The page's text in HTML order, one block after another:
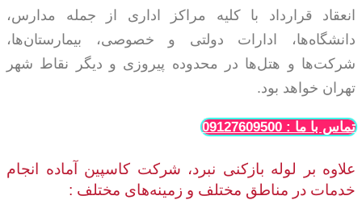
انعقاد قرارداد با کلیه مراکز اداری از جمله مدارس،
دانشگاه‌ها، ادارات دولتی و خصوصی، بیمارستان‌ها،
شرکت‌ها و هتل‌ها در محدوده پیروزی و دیگر نقاط شهر
تهران خواهد بود.
تماس با ما : 09127609500
علاوه بر لوله بازکنی نبرد، شرکت کاسپین آماده انجام
خدمات در مناطق مختلف و زمینه‌های مختلف :